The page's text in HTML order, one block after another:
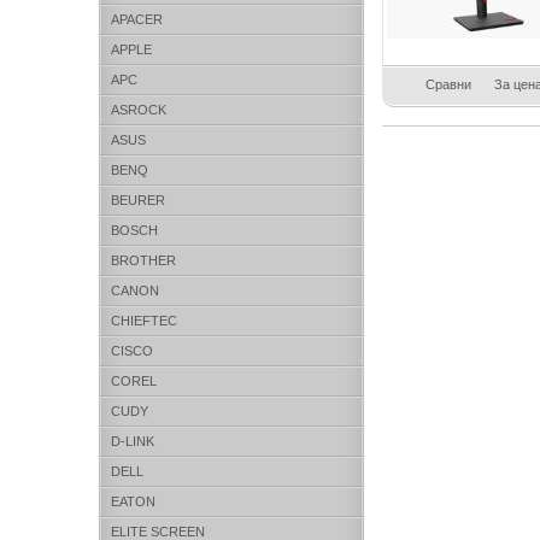
APACER
APPLE
APC
ASROCK
ASUS
BENQ
BEURER
BOSCH
BROTHER
CANON
CHIEFTEC
CISCO
COREL
CUDY
D-LINK
DELL
EATON
ELITE SCREEN
Сравни За